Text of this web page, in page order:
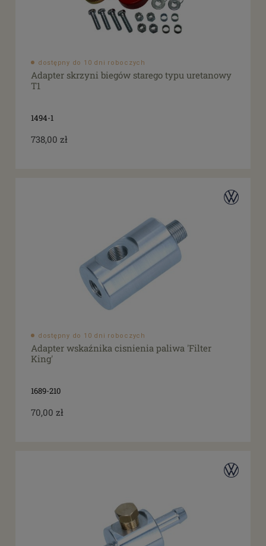
dostępny do 10 dni roboczych
Adapter skrzyni biegów starego typu uretanowy
T1
1494-1
738,00 zł
dostępny do 10 dni roboczych
Adapter wskaźnika cisnienia paliwa 'Filter
King'
1689-210
70,00 zł